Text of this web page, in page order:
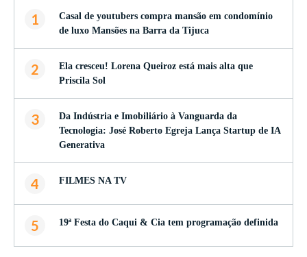
1
Casal de youtubers compra mansão em condomínio
de luxo Mansões na Barra da Tijuca
2
Ela cresceu! Lorena Queiroz está mais alta que
Priscila Sol
3
Da Indústria e Imobiliário à Vanguarda da
Tecnologia: José Roberto Egreja Lança Startup de IA
Generativa
4 FILMES NA TV
5 19ª Festa do Caqui & Cia tem programação definida